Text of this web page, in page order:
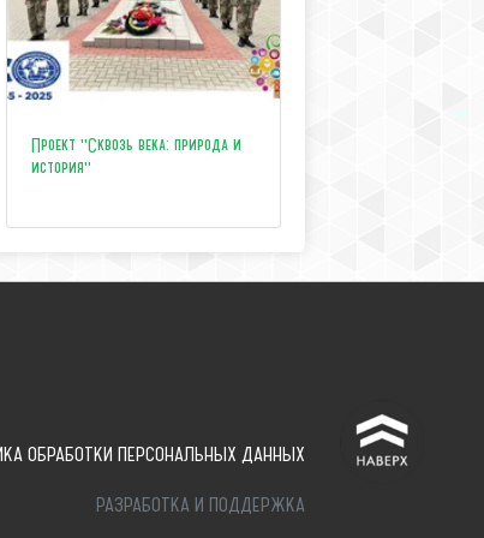
Проект "Сквозь века: природа и
история"
^
ОБРАБОТКИ ПЕРСОНАЛЬНЫХ ДАННЫХ
РАЗРАБОТКА И ПОДДЕРЖКА